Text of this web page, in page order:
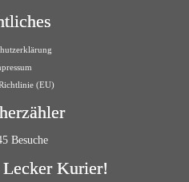
(EU)
Besuche
Kurier!